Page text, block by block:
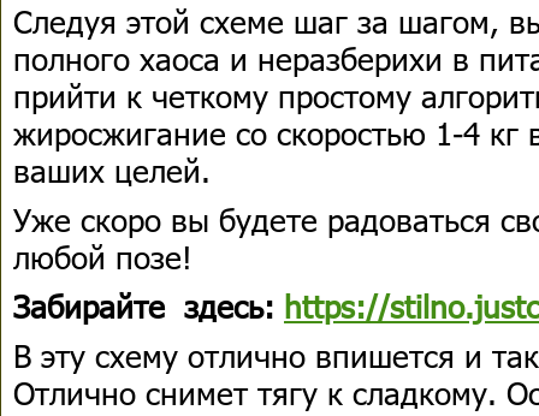
Следуя этой схеме шаг за шагом,
полного хаоса и неразберихи в
прийти к четкому простому
жиросжигание со скоростью 1-4 кг
ваших целей.
Уже скоро вы будете радоваться
любой позе!
Забирайте здесь: https://
В эту схему отлично впишется и
Отлично снимет тягу к сладкому.